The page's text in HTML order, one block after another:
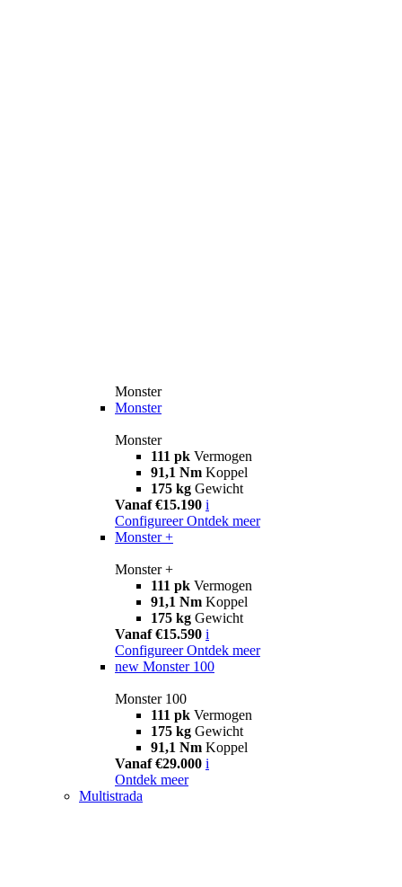
Monster
Monster
Monster
111 pk Vermogen
91,1 Nm Koppel
175 kg Gewicht
Vanaf €15.190 i
Configureer Ontdek meer
Monster +
Monster +
111 pk Vermogen
91,1 Nm Koppel
175 kg Gewicht
Vanaf €15.590 i
Configureer Ontdek meer
new Monster 100
Monster 100
111 pk Vermogen
175 kg Gewicht
91,1 Nm Koppel
Vanaf €29.000 i
Ontdek meer
Multistrada